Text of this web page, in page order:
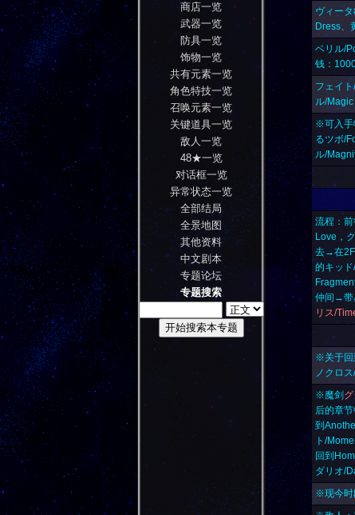
ヴィー
Dress、
ベリル/
钱：
フェイ
ル/
※可入手
るツボ/
ル/
流程：前
Love ，
去→在2F
的キッ
仲间→带
リス/
※关于回
ノクロ
※魔剑
后的章
到
ト/
回到
ダリオ/
※现今时
商店一览
武器一览
防具一览
饰物一览
共有元素一览
角色特技一览
召唤元素一览
关键道具一览
敌人一览
48★一览
对话框一览
异常状态一览
全部结局
全景地图
其他资料
中文剧本
专题论坛
专题搜索